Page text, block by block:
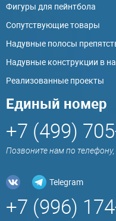
Фигуры для пейнтбола
Сопутствующие товары
Надувные полосы
Надувные конструкции в
Реализованные проекты
Единый номер
+7 (499)
Позвоните нам по
Telegram
+7 (996)